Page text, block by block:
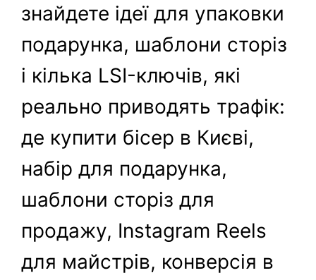
знайдете ідеї для упаковки
подарунка, шаблони сторіз
і кілька LSI-ключів, які
реально приводять трафік:
де купити бісер в Києві,
набір для подарунка,
шаблони сторіз для
продажу, Instagram Reels
для майстрів, конверсія в